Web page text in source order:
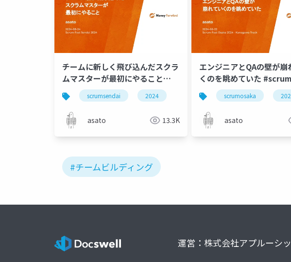
チームに新しく飛び込んだスクラ
ムマスターが最初にやること
#scrumsendai
scrumsendai 2024
asato 13.3K
エンジニアとQAの壁が崩
くのを眺めていた
scrumosaka
asato
#チームビルディング
運営：株式会社アプルーシ